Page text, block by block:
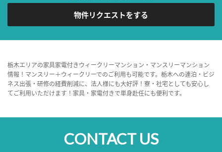
物件リクエストをする
栃木エリアの家具家電付きウィークリーマンション・マンスリーマンション
情報！マンスリー＋ウィークリーでのご利用も可能です。栃木への連泊・ビジ
ネス出張・研修の経費削減に、法人様にも大好評！寮・社宅としても安心し
てご利用いただけます！家具・家電付きで単身赴任にも便利です。
CONTACT US